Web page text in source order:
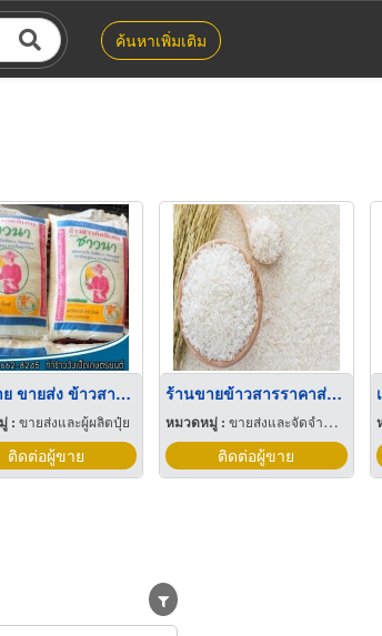
ค้นหาเพิ่มเติม
จำหน่าย ขายส่ง ข้าวสารคัดพิเศษตราชาวนา พิษณุโลก
: ขายส่งและผู้ผลิตปุ๋ย
ติดต่อผู้ขาย
ร้านขายข้าวสารราคาส่ง ใกล้ฉัน
หมวดหมู่ : ขายส่งและจัดจำหน่ายข้าวสาร
ติดต่อผู้ขาย